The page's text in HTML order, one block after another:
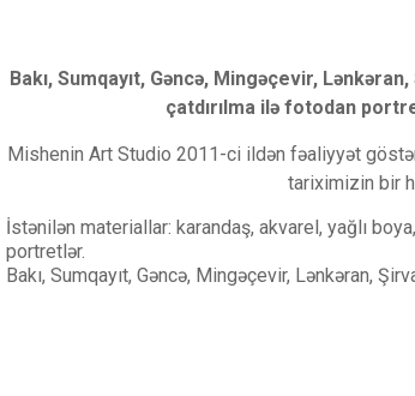
Bakı, Sumqayıt, Gəncə, Mingəçevir,
çatdırılma ilə fotodan
Mishenin Art Studio 2011-ci ildən fəaliyyət
tariximizin bir
İstənilən materiallar: karandaş, akvarel, yağlı
portretlər.
Bakı, Sumqayıt, Gəncə, Mingəçevir, Lənkəran,